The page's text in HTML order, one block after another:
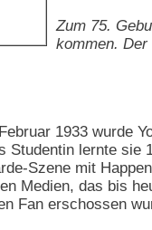
Zum 75.
kommen. Der
1933 wurde
Studentin lernte sie
Szene mit
Medien, das bis
Fan erschossen